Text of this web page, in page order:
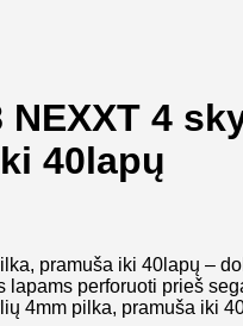
4
40lapų
pramuša iki 40lapų –
perforuoti prieš
4mm pilka, pramuša iki